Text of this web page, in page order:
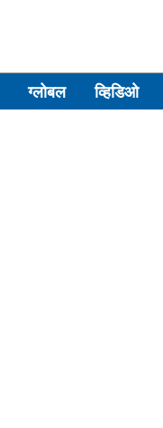
ग्लोबल व्हिडिओ